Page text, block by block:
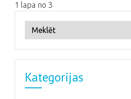
1 lapa no 3
Kategorijas